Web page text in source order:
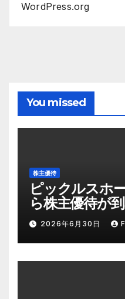
WordPress.org
You missed
株主優待
ピックルスホ
ら株主優待が
2026年6月30日